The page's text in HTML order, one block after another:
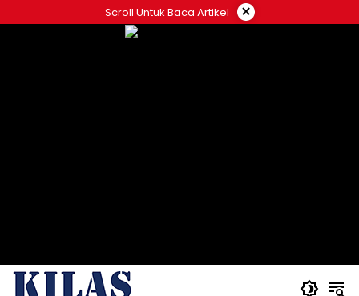
to
Scroll Untuk Baca Artikel ×